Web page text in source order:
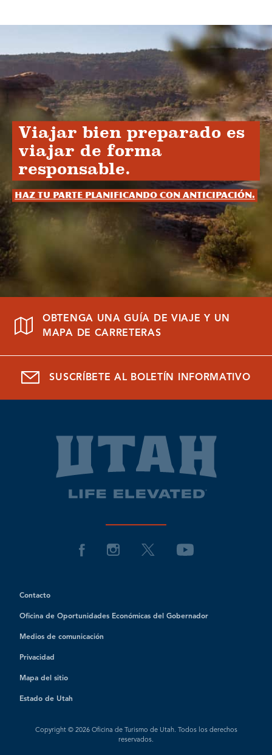
Viajar bien preparado es
viajar de forma
responsable.
Haz tu parte planificando con anticipación.
OBTENGA UNA GUÍA DE VIAJE Y UN
MAPA DE CARRETERAS
SUSCRÍBETE AL BOLETÍN INFORMATIVO
Contacto
Oficina de Oportunidades Económicas del Gobernador
Medios de comunicación
Privacidad
Mapa del sitio
Estado de Utah
Copyright © 2026 Oficina de Turismo de Utah. Todos los derechos
reservados.